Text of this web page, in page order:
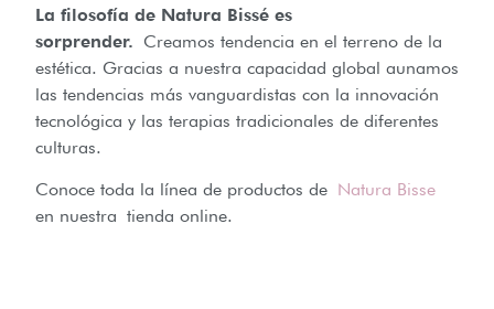
La filosofía de Natura Bissé es
sorprender. Creamos tendencia en el terreno de la
estética. Gracias a nuestra capacidad global aunamos
las tendencias más vanguardistas con la innovación
tecnológica y las terapias tradicionales de diferentes
culturas.
Conoce toda la línea de productos de Natura Bisse
en nuestra tienda online.